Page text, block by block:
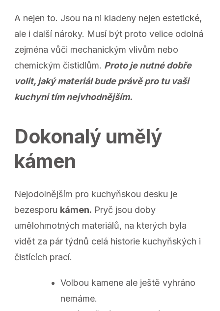
A nejen to. Jsou na ni kladeny nejen estetické,
ale i další nároky. Musí být proto velice odolná
zejména vůči mechanickým vlivům nebo
chemickým čistidlům. Proto je nutné dobře
volit, jaký materiál bude právě pro tu vaši
kuchyni tím nejvhodnějším.
Dokonalý umělý
kámen
Nejodolnějším pro kuchyňskou desku je
bezesporu kámen. Pryč jsou doby
umělohmotných materiálů, na kterých byla
vidět za pár týdnů celá historie kuchyňských i
čistících prací.
Volbou kamene ale ještě vyhráno
nemáme.